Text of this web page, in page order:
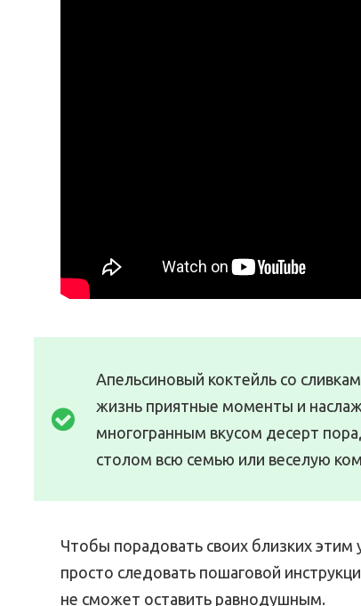
Апельсиновый коктейль со
жизнь приятные моменты и
многогранным вкусом десерт
столом всю семью или веселую
Чтобы порадовать своих близких
просто следовать пошаговой
не сможет оставить равнодушным.